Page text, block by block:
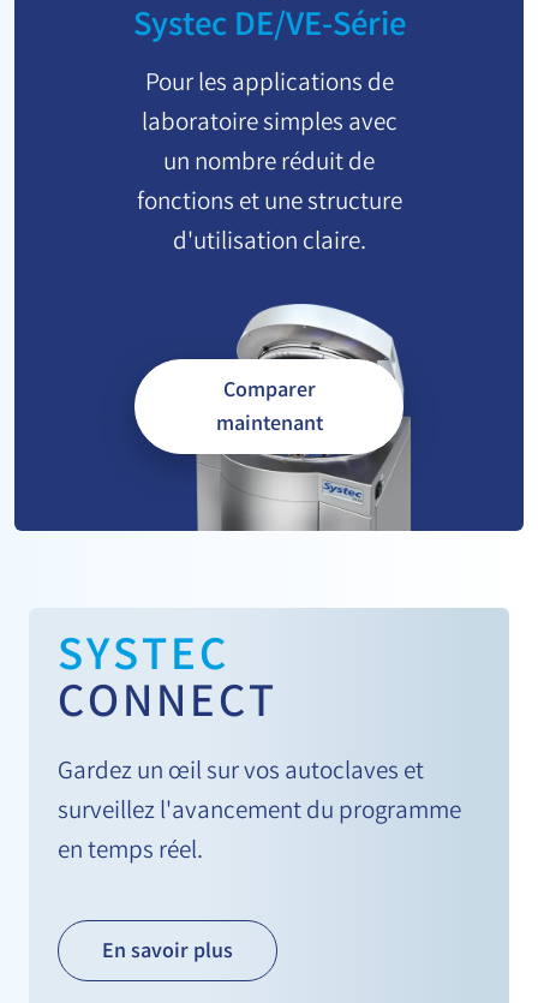
Systec DE/VE-Série
Pour les applications de
laboratoire simples avec
un nombre réduit de
fonctions et une structure
d'utilisation claire.
Comparer
maintenant
SYSTEC
CONNECT
Gardez un œil sur vos autoclaves et
surveillez l'avancement du programme
en temps réel.
En savoir plus